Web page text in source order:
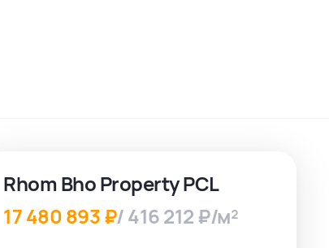
Rhom Bho Property PCL
17 480 893 ₽/ 416 212 ₽/м²